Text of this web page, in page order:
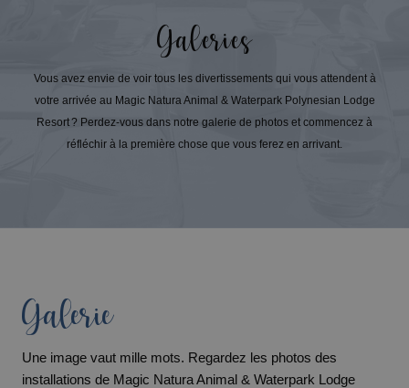
Galeries
Vous avez envie de voir tous les divertissements qui vous attendent à
votre arrivée au Magic Natura Animal & Waterpark Polynesian Lodge
Resort ? Perdez-vous dans notre galerie de photos et commencez à
réfléchir à la première chose que vous ferez en arrivant.
Galerie
Une image vaut mille mots. Regardez les photos des
installations de Magic Natura Animal & Waterpark Lodge